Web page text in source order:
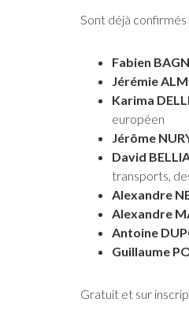
Sont déjà
Fabien
Jérémie
Karima DELLI
européen
Jérôme
David
transports,
Alexandre
Alexandre
Antoine
Guillaume
Gratuit et sur